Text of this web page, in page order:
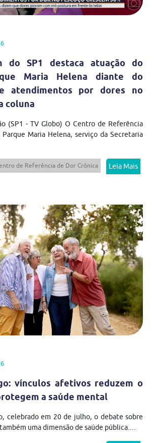
do SP1 destaca atuação do
Maria Helena diante do
atendimentos por dores no
coluna
(SP1 - TV Globo) O Centro de Referência
Maria Helena, serviço da Secretaria
de Referência de Dor Crônica Leia Mais
vínculos afetivos reduzem o
a saúde mental
celebrado em 20 de julho, o debate sobre
uma dimensão de saúde pública....